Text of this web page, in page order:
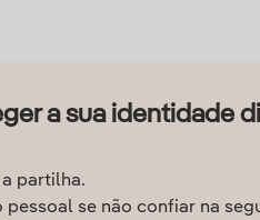
a sua identidade
partilha.
se não confiar na